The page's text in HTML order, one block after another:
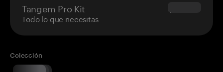
Tangem Pro Kit
Todo lo que necesitas
$180.00
Colección